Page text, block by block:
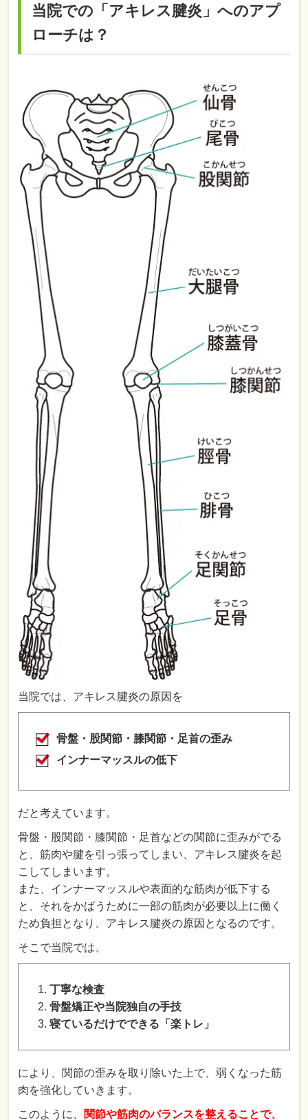
当院での「アキレス腱炎」へのアプ
ローチは？
当院では、アキレス腱炎の原因を
骨盤・股関節・膝関節・足首の歪み
インナーマッスルの低下
だと考えています。
骨盤・股関節・膝関節・足首などの関節に歪みがでる
と、筋肉や腱を引っ張ってしまい、アキレス腱炎を起
こしてしまいます。
また、インナーマッスルや表面的な筋肉が低下する
と、それをかばうために一部の筋肉が必要以上に働く
ため負担となり、アキレス腱炎の原因となるのです。
そこで当院では、
丁寧な検査
骨盤矯正や当院独自の手技
寝ているだけでできる「楽トレ」
により、関節の歪みを取り除いた上で、弱くなった筋
肉を強化していきます。
このように、
関節や筋肉のバランスを整えることで、